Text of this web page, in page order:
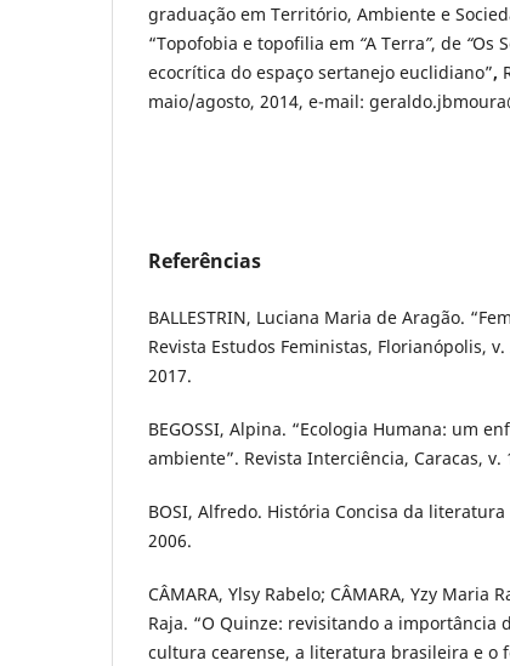
graduação em Território, Ambiente e
“Topofobia e topofilia em “A Terra”, de “Os
ecocrítica do espaço sertanejo euclidiano”,
maio/agosto, 2014, e-mail:
Referências
BALLESTRIN, Luciana Maria de Aragão.
Revista Estudos Feministas, Florianópolis,
2017.
BEGOSSI, Alpina. “Ecologia Humana: um
ambiente”. Revista Interciência, Caracas, v.
BOSI, Alfredo. História Concisa da
2006.
CÂMARA, Ylsy Rabelo; CÂMARA, Yzy Maria
Raja. “O Quinze: revisitando a importância
cultura cearense, a literatura brasileira e o